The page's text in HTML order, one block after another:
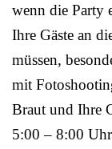
wenn die Party
Ihre Gäste an
müssen,
mit
Braut und Ihre
5:00 – 8:00